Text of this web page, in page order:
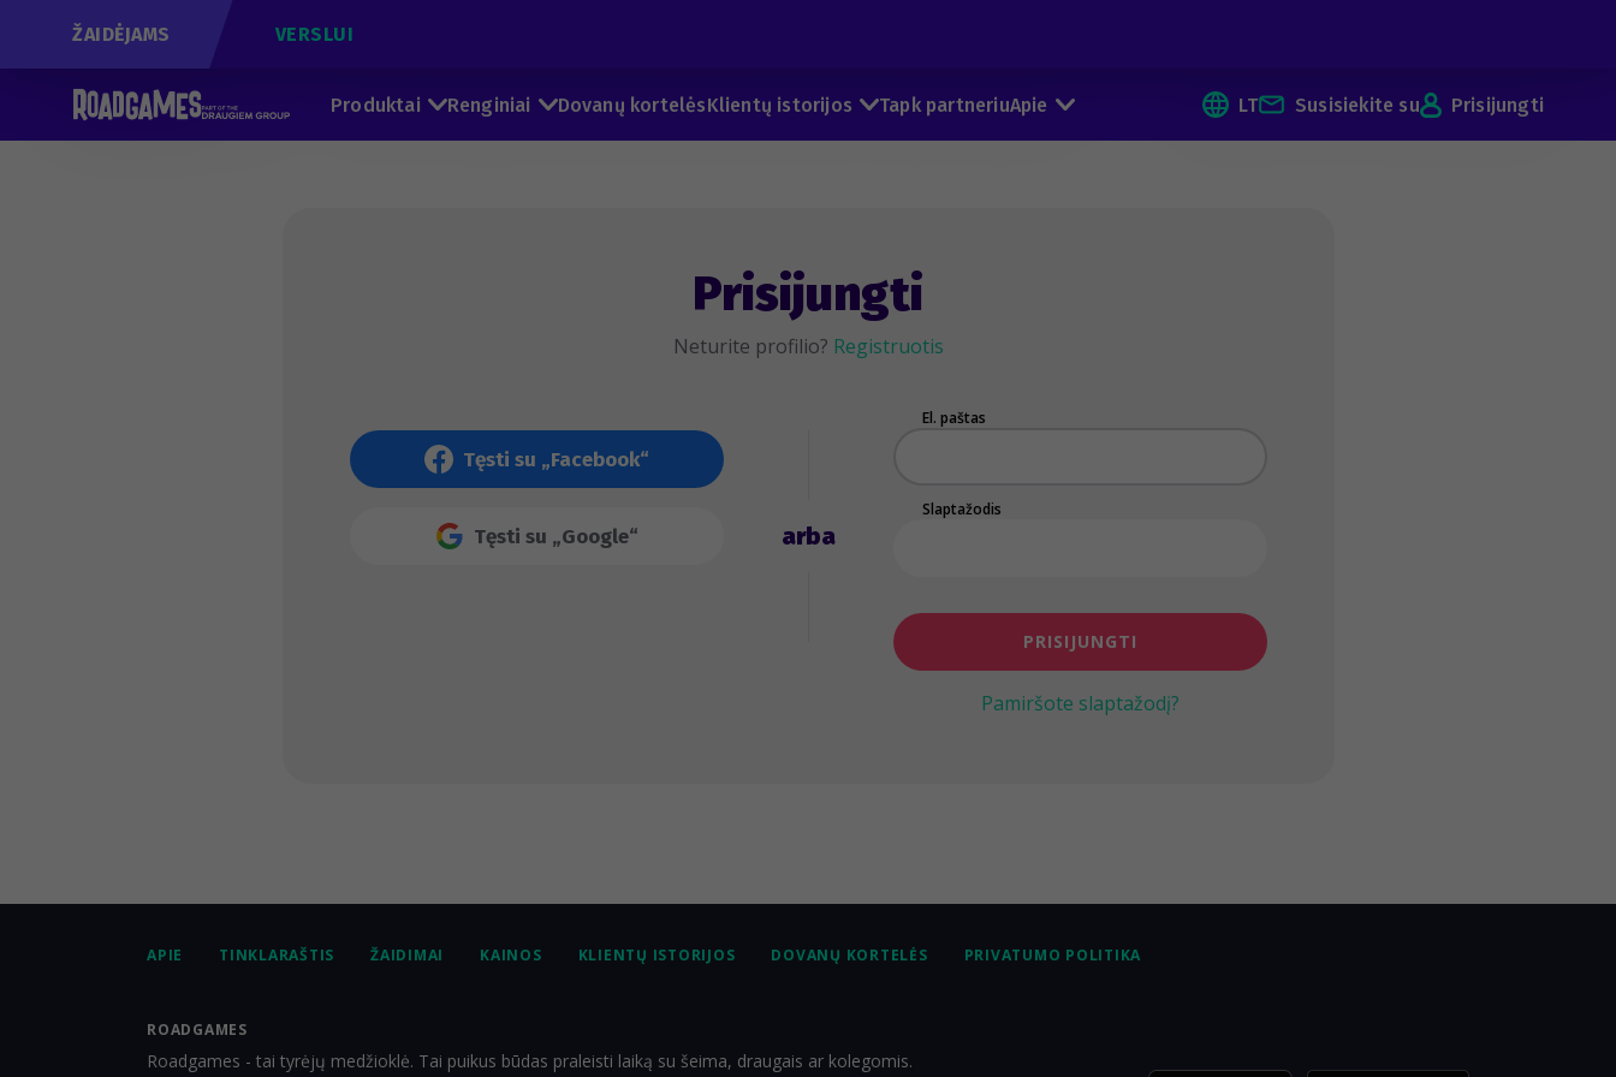
ŽAIDĖJAMS VERSLUI
Produktai Renginiai Dovanų kortelėsKlientų istorijos Tapk partneriuApie LT Susisiekite su Prisijungti
Prisijungti
Neturite profilio? Registruotis
Tęsti su „Facebook“
Tęsti su „Google“ arba
El. paštas
Slaptažodis
PRISIJUNGTI
Pamiršote slaptažodį?
APIE TINKLARAŠTIS ŽAIDIMAI KAINOS KLIENTŲ ISTORIJOS DOVANŲ KORTELĖS PRIVATUMO POLITIKA
ROADGAMES
Roadgames - tai tyrėjų medžioklė. Tai puikus būdas praleisti laiką su šeima, draugais ar kolegomis.